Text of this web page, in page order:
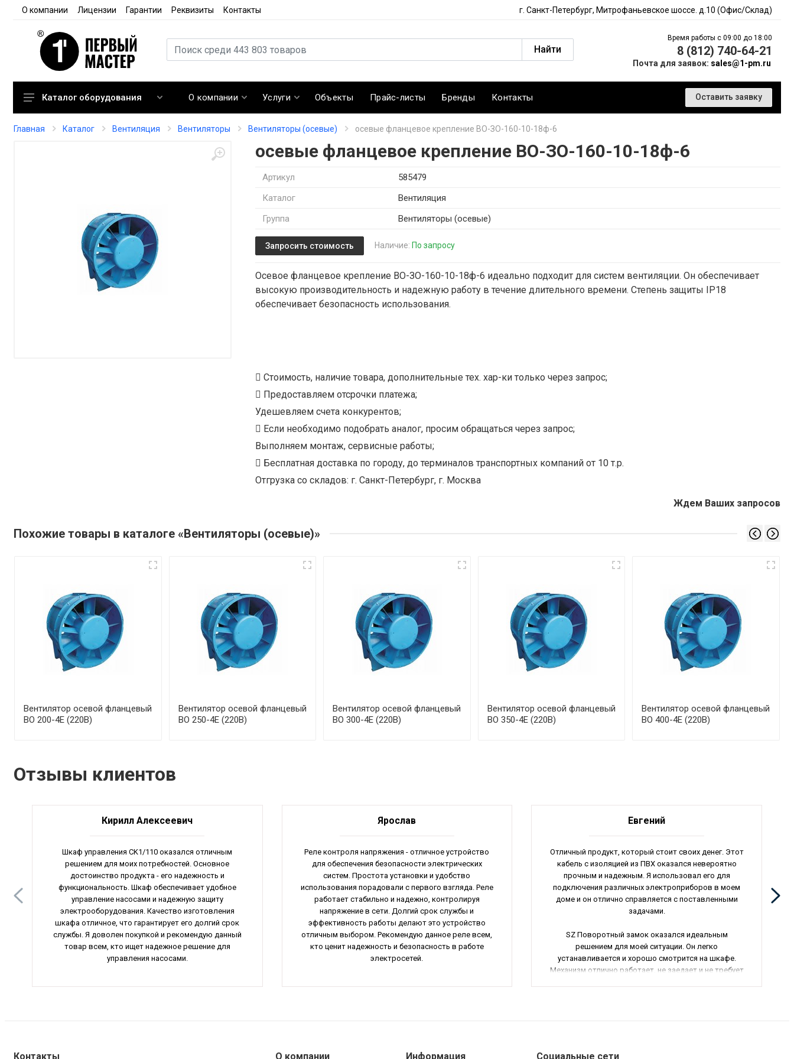
О компании Лицензии Гарантии Реквизиты Контакты г. Санкт-Петербург, Митрофаньевское шоссе. д.10 (Офис/Склад)
Найти
Время работы с 09:00 до 18:00
8 (812) 740-64-21
Почта для заявок: sales@1-pm.ru
Кондиционирование
Расходные материалы
Каталог оборудования О компании Услуги Объекты Прайс-листы Бренды Контакты Оставить заявку
Главная Каталог Вентиляция Вентиляторы Вентиляторы (осевые) осевые фланцевое крепление ВО-ЗО-160-10-18ф-6
осевые фланцевое крепление ВО-ЗО-160-10-18ф-6
Артикул
585479
Каталог
Вентиляция
Группа
Вентиляторы (осевые)
Запросить стоимость Наличие: По запросу
Осевое фланцевое крепление ВО-ЗО-160-10-18ф-6 идеально подходит для систем вентиляции. Он обеспечивает
высокую производительность и надежную работу в течение длительного времени. Степень защиты IP18
обеспечивает безопасность использования.
Стоимость, наличие товара, дополнительные тех. хар-ки только через запрос;
Предоставляем отсрочки платежа;
Удешевляем счета конкурентов;
Если необходимо подобрать аналог, просим обращаться через запрос;
Выполняем монтаж, сервисные работы;
Бесплатная доставка по городу, до терминалов транспортных компаний от 10 т.р.
Отгрузка со складов: г. Санкт-Петербург, г. Москва
Ждем Ваших запросов
Похожие товары в каталоге «Вентиляторы (осевые)»
Вентилятор осевой фланцевый
ВО 200-4Е (220В)
Вентилятор осевой фланцевый
ВО 250-4Е (220В)
Вентилятор осевой фланцевый
ВО 300-4Е (220В)
Вентилятор осевой фланцевый
ВО 350-4Е (220В)
Вентилятор осевой фланцевый
ВО 400-4Е (220В)
Отзывы клиентов
Кирилл Алексеевич
Шкаф управления CK1/110 оказался отличным
решением для моих потребностей. Основное
достоинство продукта - его надежность и
функциональность. Шкаф обеспечивает удобное
управление насосами и надежную защиту
электрооборудования. Качество изготовления
шкафа отличное, что гарантирует его долгий срок
службы. Я доволен покупкой и рекомендую данный
товар всем, кто ищет надежное решение для
управления насосами.
Ярослав
Реле контроля напряжения - отличное устройство
для обеспечения безопасности электрических
систем. Простота установки и удобство
использования порадовали с первого взгляда. Реле
работает стабильно и надежно, контролируя
напряжение в сети. Долгий срок службы и
эффективность работы делают это устройство
отличным выбором. Рекомендую данное реле всем,
кто ценит надежность и безопасность в работе
электросетей.
Евгений
Отличный продукт, который стоит своих денег. Этот
кабель с изоляцией из ПВХ оказался невероятно
прочным и надежным. Я использовал его для
подключения различных электроприборов в моем
доме и он отлично справляется с поставленными
задачами.
SZ Поворотный замок оказался идеальным
решением для моей ситуации. Он легко
устанавливается и хорошо смотрится на шкафе.
Механизм отлично работает, не заедает и не требует
поддерживая ее чистоту и прозрачность. Насос
Контакты О компании Информация Социальные сети